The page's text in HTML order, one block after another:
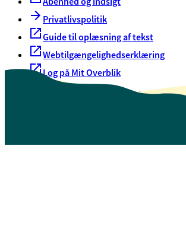
Privatlivspolitik
Guide til oplæsning af tekst
Webtilgængelighedserklæring
Log på Mit Overblik
Oversigt over